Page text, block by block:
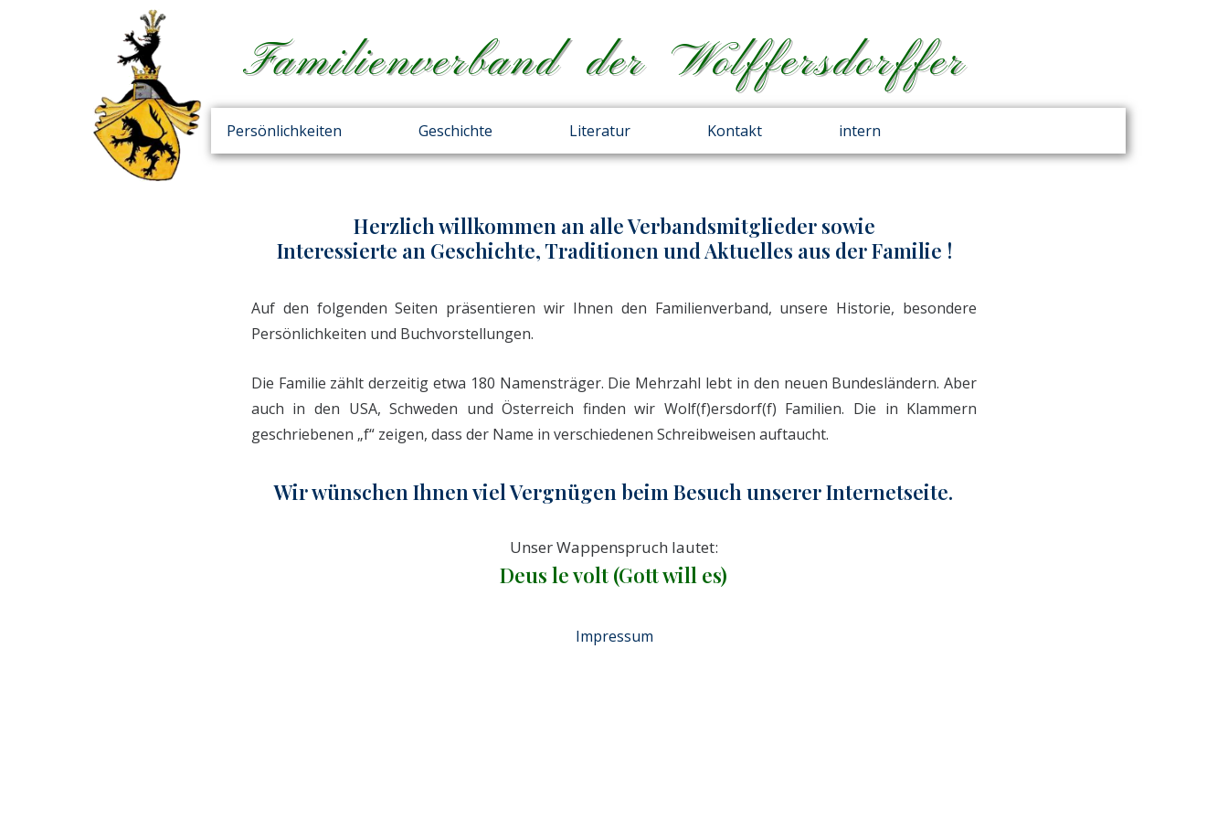
Familienverband der Wolffersdorffer
Persönlichkeiten Geschichte Literatur Kontakt intern
Herzlich willkommen an alle Verbandsmitglieder sowie
Interessierte an Geschichte, Traditionen und Aktuelles aus der Familie !
Auf den folgenden Seiten präsentieren wir Ihnen den Familienverband, unsere Historie, besondere
Persönlichkeiten und Buchvorstellungen.
Die Familie zählt derzeitig etwa 180 Namensträger. Die Mehrzahl lebt in den neuen Bundesländern. Aber
auch in den USA, Schweden und Österreich finden wir Wolf(f)ersdorf(f) Familien. Die in Klammern
geschriebenen „f“ zeigen, dass der Name in verschiedenen Schreibweisen auftaucht.
Wir wünschen Ihnen viel Vergnügen beim Besuch unserer Internetseite.
Unser Wappenspruch lautet:
Deus le volt (Gott will es)
Impressum